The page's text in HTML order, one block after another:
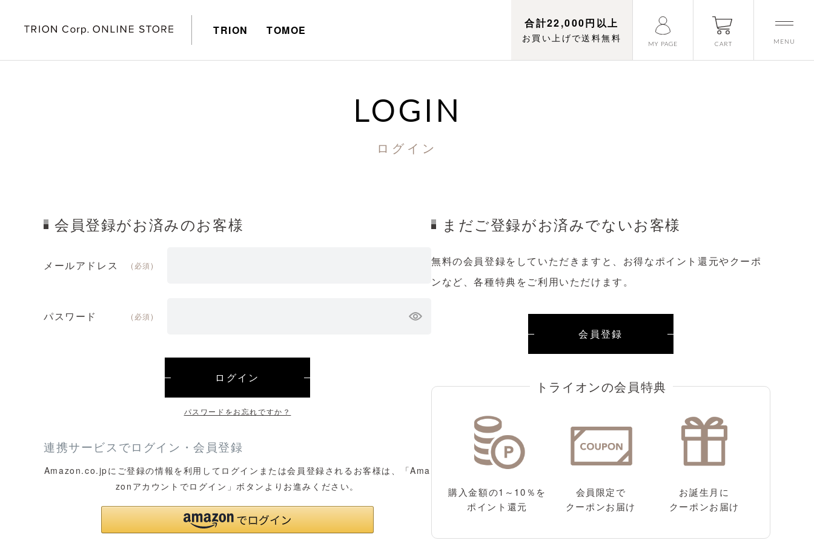
TRION TOMOE
合計22,000円以上
お買い上げで送料無料
MY PAGE CART MENU
LOGIN
ログイン
会員登録がお済みのお客様
メールアドレス (必須)
パスワード (必須)
ログイン
パスワードをお忘れですか？
連携サービスでログイン・会員登録
Amazon.co.jpにご登録の情報を利用してログインまたは会員登録されるお客様は、「Ama
zonアカウントでログイン」ボタンよりお進みください。
まだご登録がお済みでないお客様
無料の会員登録をしていただきますと、お得なポイント還元やクーポ
ンなど、各種特典をご利用いただけます。
会員登録
購入金額の1～10％を
ポイント還元
会員限定で
クーポンお届け
お誕生月に
クーポンお届け